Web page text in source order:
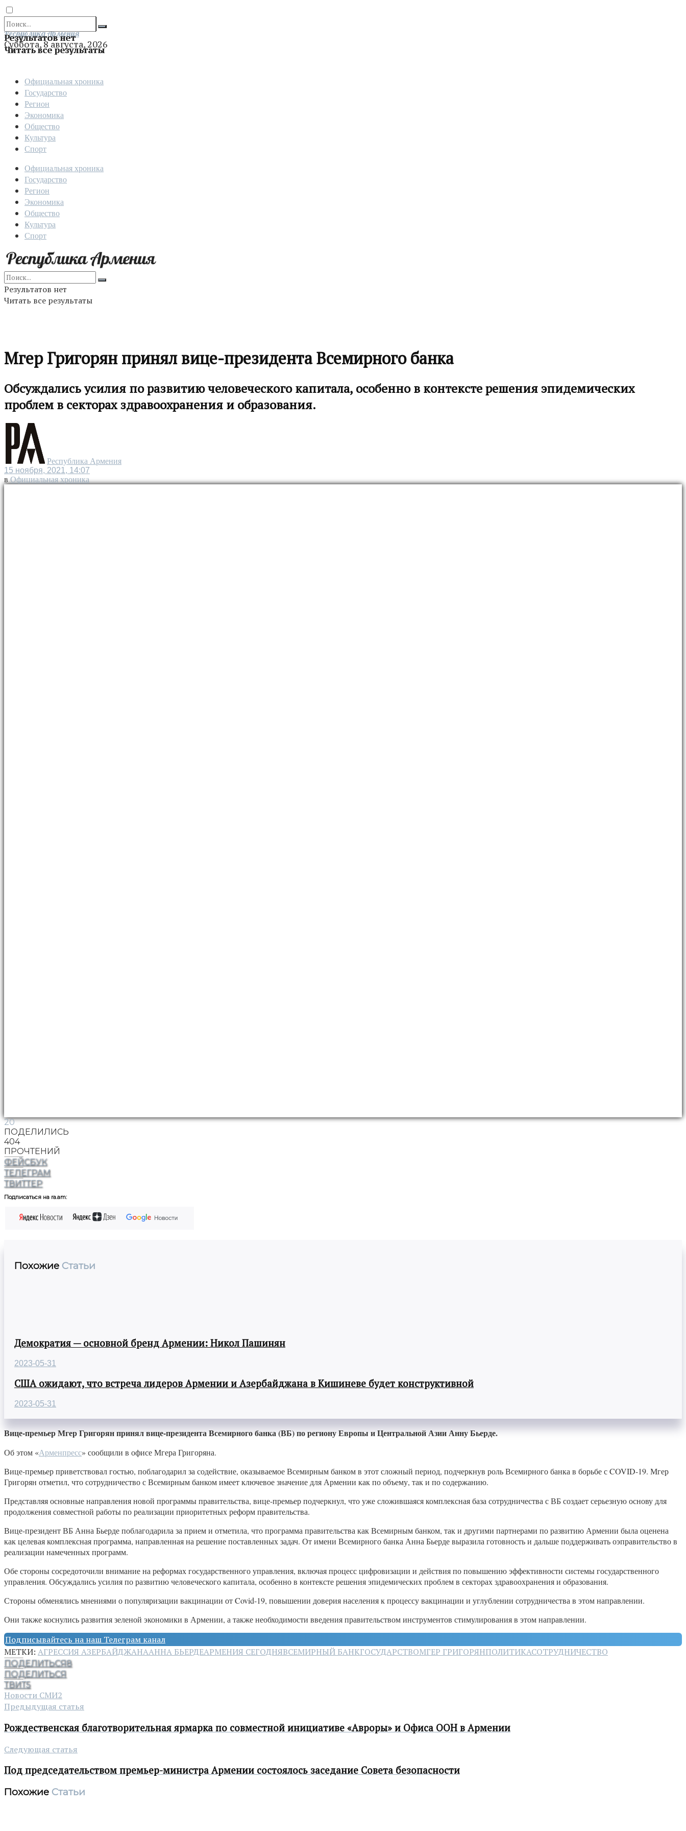
Результатов нет
Читать все результаты
Отправить
Республика Армения
Суббота, 8 августа, 2026
Официальная хроника
Государство
Регион
Экономика
Общество
Культура
Спорт
Официальная хроника
Государство
Регион
Экономика
Общество
Культура
Спорт
Результатов нет
Читать все результаты
Мгер Григорян принял вице-президента Всемирного банка
Обсуждались усилия по развитию человеческого капитала, особенно в контексте решения эпидемических
проблем в секторах здравоохранения и образования.
Республика Армения
15 ноября, 2021, 14:07
в Официальная хроника
20
ПОДЕЛИЛИСЬ
404
ПРОЧТЕНИЙ
ФЕЙСБУК
ТЕЛЕГРАМ
ТВИТТЕР
Подписаться на ra.am:
Похожие Статьи
Демократия — основной бренд Армении: Никол Пашинян
2023-05-31
США ожидают, что встреча лидеров Армении и Азербайджана в Кишиневе будет конструктивной
2023-05-31
Вице-премьер Мгер Григорян принял вице-президента Всемирного банка (ВБ) по региону Европы и Центральной Азии Анну Бьерде.
Об этом «Арменпресс» сообщили в офисе Мгера Григоряна.
Вице-премьер приветствовал гостью, поблагодарил за содействие, оказываемое Всемирным банком в этот сложный период, подчеркнув роль Всемирного банка в борьбе с COVID-19. Мгер
Григорян отметил, что сотрудничество с Всемирным банком имеет ключевое значение для Армении как по объему, так и по содержанию.
Представляя основные направления новой программы правительства, вице-премьер подчеркнул, что уже сложившаяся комплексная база сотрудничества с ВБ создает серьезную основу для
продолжения совместной работы по реализации приоритетных реформ правительства.
Вице-президент ВБ Анна Бьерде поблагодарила за прием и отметила, что программа правительства как Всемирным банком, так и другими партнерами по развитию Армении была оценена
как целевая комплексная программа, направленная на решение поставленных задач. От имени Всемирного банка Анна Бьерде выразила готовность и дальше поддерживать оэправительство в
реализации намеченных программ.
Обе стороны сосредоточили внимание на реформах государственного управления, включая процесс цифровизации и действия по повышению эффективности системы государственного
управления. Обсуждались усилия по развитию человеческого капитала, особенно в контексте решения эпидемических проблем в секторах здравоохранения и образования.
Стороны обменялись мнениями о популяризации вакцинации от Covid-19, повышении доверия населения к процессу вакцинации и углублении сотрудничества в этом направлении.
Они также коснулись развития зеленой экономики в Армении, а также необходимости введения правительством инструментов стимулирования в этом направлении.
Подписывайтесь на наш Телеграм канал
МЕТКИ: АГРЕССИЯ АЗЕРБАЙДЖАНААННА БЬЕРДЕАРМЕНИЯ СЕГОДНЯВСЕМИРНЫЙ БАНКГОСУДАРСТВОМГЕР ГРИГОРЯНПОЛИТИКАСОТРУДНИЧЕСТВО
ПОДЕЛИТЬСЯ8
ПОДЕЛИТЬСЯ
ТВИТ5
Новости СМИ2
Предыдущая статья
Рождественская благотворительная ярмарка по совместной инициативе «Авроры» и Офиса ООН в Армении
Следующая статья
Под председательством премьер-министра Армении состоялось заседание Совета безопасности
Похожие Статьи